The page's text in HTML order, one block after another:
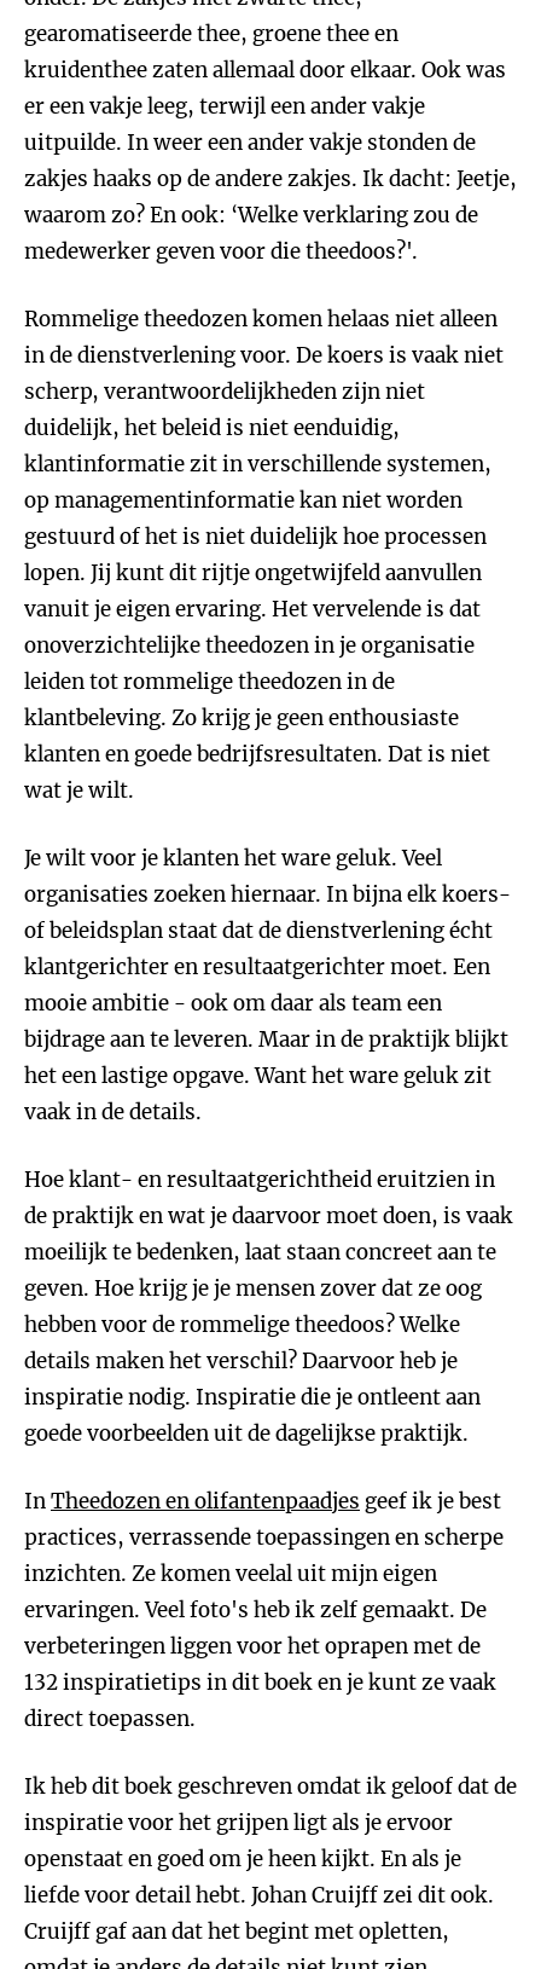
gearomatiseerde thee, groene thee en
kruidenthee zaten allemaal door elkaar. Ook was
er een vakje leeg, terwijl een ander vakje
uitpuilde. In weer een ander vakje stonden de
zakjes haaks op de andere zakjes. Ik dacht: Jeetje,
waarom zo? En ook: ‘Welke verklaring zou de
medewerker geven voor die theedoos?'.
Rommelige theedozen komen helaas niet alleen
in de dienstverlening voor. De koers is vaak niet
scherp, verantwoordelijkheden zijn niet
duidelijk, het beleid is niet eenduidig,
klantinformatie zit in verschillende systemen,
op managementinformatie kan niet worden
gestuurd of het is niet duidelijk hoe processen
lopen. Jij kunt dit rijtje ongetwijfeld aanvullen
vanuit je eigen ervaring. Het vervelende is dat
onoverzichtelijke theedozen in je organisatie
leiden tot rommelige theedozen in de
klantbeleving. Zo krijg je geen enthousiaste
klanten en goede bedrijfsresultaten. Dat is niet
wat je wilt.
Je wilt voor je klanten het ware geluk. Veel
organisaties zoeken hiernaar. In bijna elk koers-
of beleidsplan staat dat de dienstverlening écht
klantgerichter en resultaatgerichter moet. Een
mooie ambitie - ook om daar als team een
bijdrage aan te leveren. Maar in de praktijk blijkt
het een lastige opgave. Want het ware geluk zit
vaak in de details.
Hoe klant- en resultaatgerichtheid eruitzien in
de praktijk en wat je daarvoor moet doen, is vaak
moeilijk te bedenken, laat staan concreet aan te
geven. Hoe krijg je je mensen zover dat ze oog
hebben voor de rommelige theedoos? Welke
details maken het verschil? Daarvoor heb je
inspiratie nodig. Inspiratie die je ontleent aan
goede voorbeelden uit de dagelijkse praktijk.
InTheedozen en olifantenpaadjes geef ik je best
practices, verrassende toepassingen en scherpe
inzichten. Ze komen veelal uit mijn eigen
ervaringen. Veel foto's heb ik zelf gemaakt. De
verbeteringen liggen voor het oprapen met de
132 inspiratietips in dit boek en je kunt ze vaak
direct toepassen.
Ik heb dit boek geschreven omdat ik geloof dat de
inspiratie voor het grijpen ligt als je ervoor
openstaat en goed om je heen kijkt. En als je
liefde voor detail hebt. Johan Cruijff zei dit ook.
Cruijff gaf aan dat het begint met opletten,